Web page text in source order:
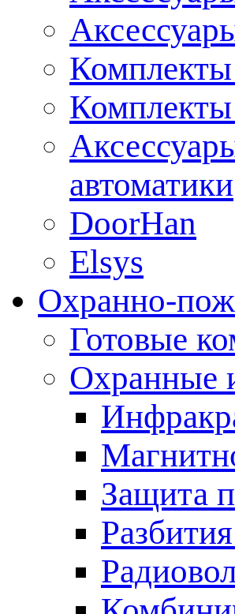
Комплекты
автоматики
DoorHan
Elsys
Охранно-
Готовые
Охранные
Защита